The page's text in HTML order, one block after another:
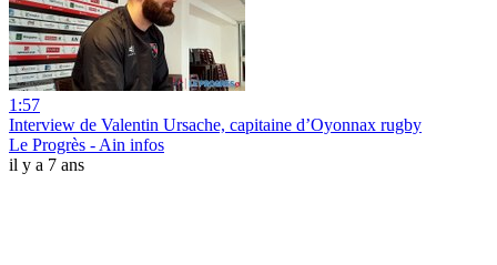
1:57
Interview de Valentin Ursache, capitaine d’Oyonnax rugby
Le Progrès - Ain infos
il y a 7 ans